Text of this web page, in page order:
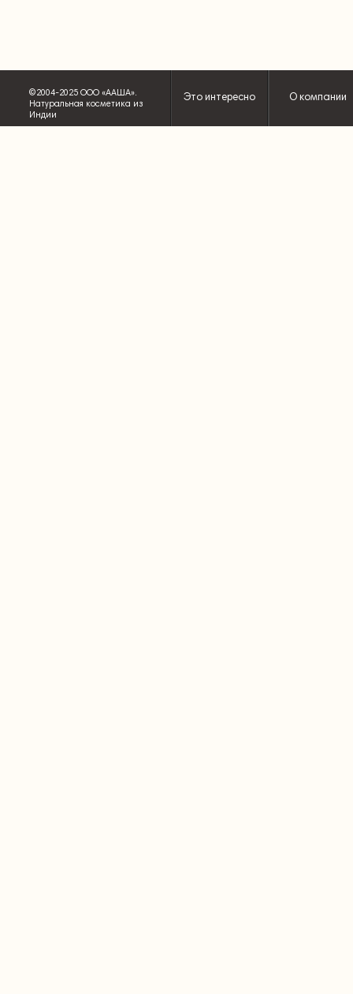
Это интересно О компании
©2004-2025 ООО «ААША».
Натуральная косметика из
Индии